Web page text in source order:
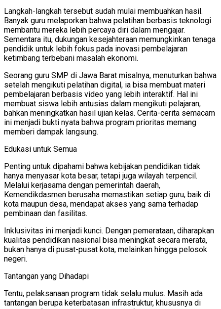
Langkah-langkah tersebut sudah mulai membuahkan hasil.
Banyak guru melaporkan bahwa pelatihan berbasis teknologi
membantu mereka lebih percaya diri dalam mengajar.
Sementara itu, dukungan kesejahteraan memungkinkan tenaga
pendidik untuk lebih fokus pada inovasi pembelajaran
ketimbang terbebani masalah ekonomi.
Seorang guru SMP di Jawa Barat misalnya, menuturkan bahwa
setelah mengikuti pelatihan digital, ia bisa membuat materi
pembelajaran berbasis video yang lebih interaktif. Hal ini
membuat siswa lebih antusias dalam mengikuti pelajaran,
bahkan meningkatkan hasil ujian kelas. Cerita-cerita semacam
ini menjadi bukti nyata bahwa program prioritas memang
memberi dampak langsung.
Edukasi untuk Semua
Penting untuk dipahami bahwa kebijakan pendidikan tidak
hanya menyasar kota besar, tetapi juga wilayah terpencil.
Melalui kerjasama dengan pemerintah daerah,
Kemendikdasmen berusaha memastikan setiap guru, baik di
kota maupun desa, mendapat akses yang sama terhadap
pembinaan dan fasilitas.
Inklusivitas ini menjadi kunci. Dengan pemerataan, diharapkan
kualitas pendidikan nasional bisa meningkat secara merata,
bukan hanya di pusat-pusat kota, melainkan hingga pelosok
negeri.
Tantangan yang Dihadapi
Tentu, pelaksanaan program tidak selalu mulus. Masih ada
tantangan berupa keterbatasan infrastruktur, khususnya di